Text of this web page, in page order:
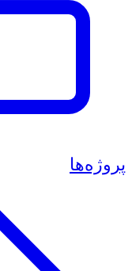
پروژه‌ها